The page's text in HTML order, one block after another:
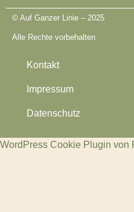
© Auf Ganzer Linie – 2025
Alle Rechte vorbehalten
Kontakt
Impressum
Datenschutz​
WordPress Cookie Plugin von